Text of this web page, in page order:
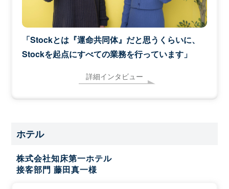
「Stockとは『運命共同体』だと思うくらいに、
Stockを起点にすべての業務を行っています」
詳細インタビュー
ホテル
株式会社知床第一ホテル
接客部門 藤田真一様